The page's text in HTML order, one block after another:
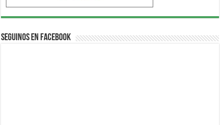
Seguinos en Facebook